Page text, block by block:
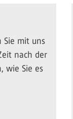
Sie mit uns
nach der
wie Sie es